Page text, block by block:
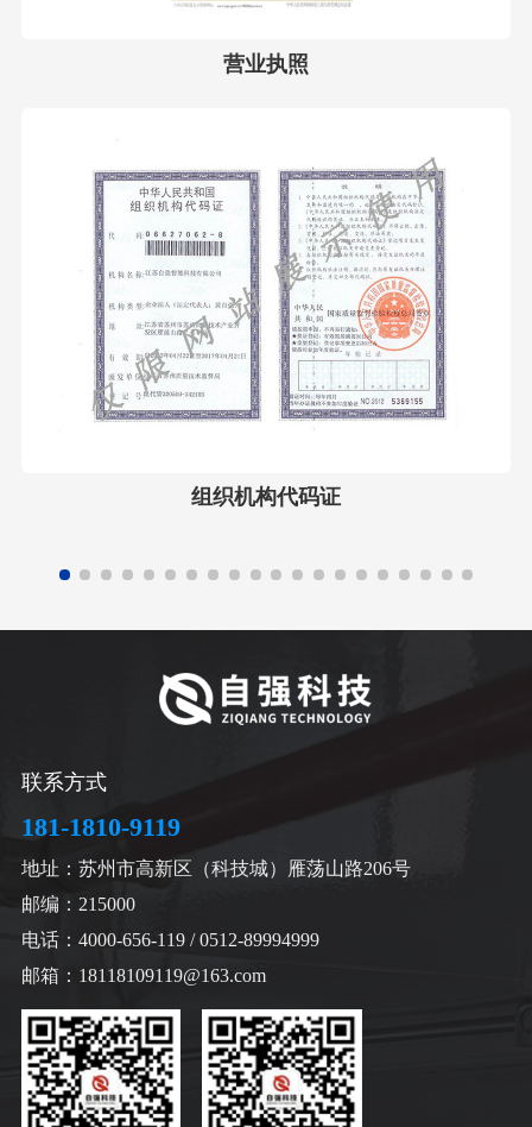
营业执照
组织机构代码证
联系方式
181-1810-9119
地址：苏州市高新区（科技城）雁荡山路206号
邮编：215000
电话：4000-656-119 / 0512-89994999
邮箱：18118109119@163.com